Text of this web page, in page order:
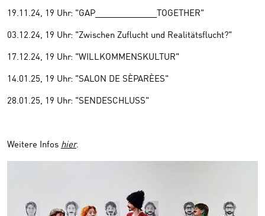
19.11.24, 19 Uhr: "GAP_____________TOGETHER"
03.12.24, 19 Uhr: "Zwischen Zuflucht und Realitätsflucht?"
17.12.24, 19 Uhr: "WILLKOMMENSKULTUR"
14.01.25, 19 Uhr: "SALON DE SÈPARÈES"
28.01.25, 19 Uhr: "SENDESCHLUSS"
Weitere Infos hier.